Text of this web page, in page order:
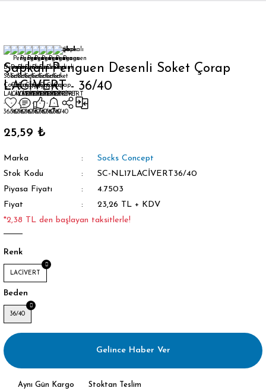
Şapkalı Penguen Desenli Soket Çorap
LACİVERT - 36/40
25,59 ₺
Marka
Socks Concept
Stok Kodu
SC-NL17LACİVERT36/40
Piyasa Fiyatı
4.7503
Fiyat
23,26 TL + KDV
*2,38 TL den başlayan taksitlerle!
Renk
LACİVERT
Beden
36/40
Gelince Haber Ver
Aynı Gün Kargo Stoktan Teslim